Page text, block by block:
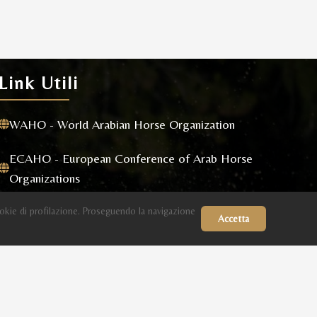
Utili
WAHO - World Arabian Horse Organization
ECAHO - European Conference of Arab Horse
Organizations
Masaf
di profilazione. Proseguendo la navigazione
Accetta